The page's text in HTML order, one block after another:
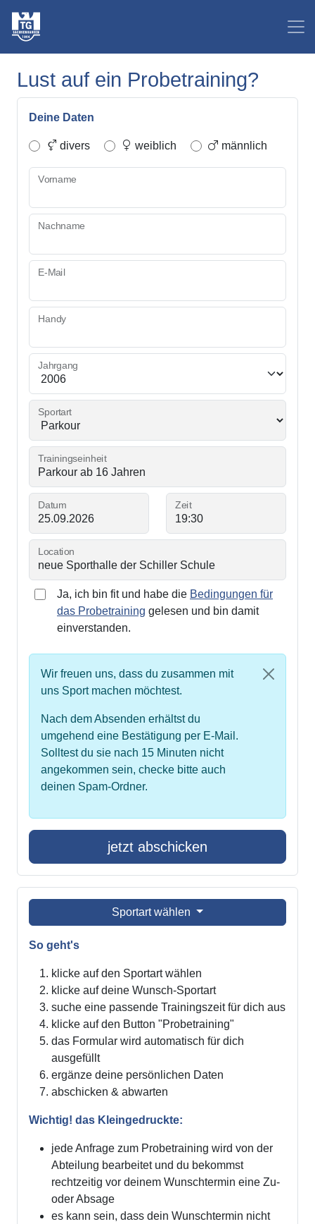
Lust auf ein Probetraining?
Deine Daten
divers weiblich männlich
Vorname
Nachname
E-Mail
Handy
Jahrgang
Sportart
Trainingseinheit
Datum Zeit
Location
Ja, ich bin fit und habe die Bedingungen für
das Probetraining gelesen und bin damit
einverstanden.
Wir freuen uns, dass du zusammen mit
uns Sport machen möchtest.
Nach dem Absenden erhältst du
umgehend eine Bestätigung per E-Mail.
Solltest du sie nach 15 Minuten nicht
angekommen sein, checke bitte auch
deinen Spam-Ordner.
jetzt abschicken
Sportart wählen
So geht's
klicke auf den Sportart wählen
klicke auf deine Wunsch-Sportart
suche eine passende Trainingszeit für dich aus
klicke auf den Button "Probetraining"
das Formular wird automatisch für dich
ausgefüllt
ergänze deine persönlichen Daten
abschicken & abwarten
Wichtig! das Kleingedruckte:
jede Anfrage zum Probetraining wird von der
Abteilung bearbeitet und du bekommst
rechtzeitig vor deinem Wunschtermin eine Zu-
oder Absage
es kann sein, dass dein Wunschtermin nicht